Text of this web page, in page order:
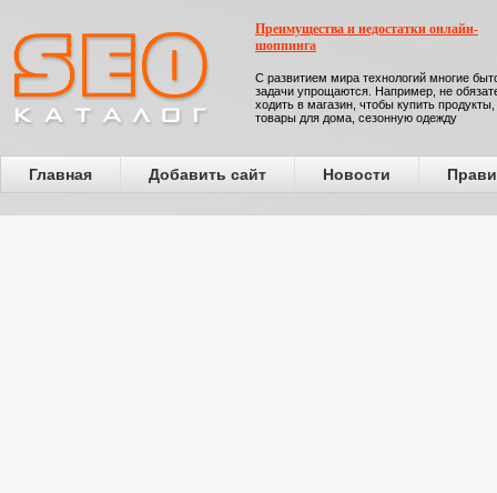
Преимущества и недостатки онлайн-
шоппинга
С развитием мира технологий многие
задачи упрощаются. Например, не
ходить в магазин, чтобы купить продукты,
товары для дома, сезонную одежду
Главная Добавить сайт Новости